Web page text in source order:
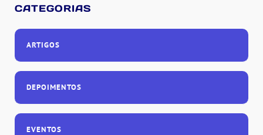
CATEGORIAS
ARTIGOS
DEPOIMENTOS
EVENTOS